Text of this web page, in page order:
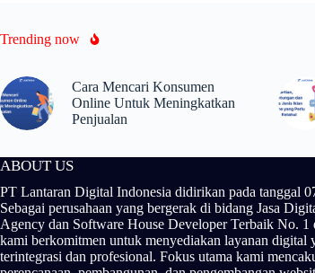
Trending now
Cara Mencari Konsumen
Online Untuk Meningkatkan
Penjualan
ABOUT US
PT Lantaran Digital Indonesia didirikan pada tanggal
Sebagai perusahaan yang bergerak di bidang Jasa
Agency dan Software House Developer Terbaik No. 1
kami berkomitmen untuk menyediakan layanan digital
terintegrasi dan profesional. Fokus utama kami